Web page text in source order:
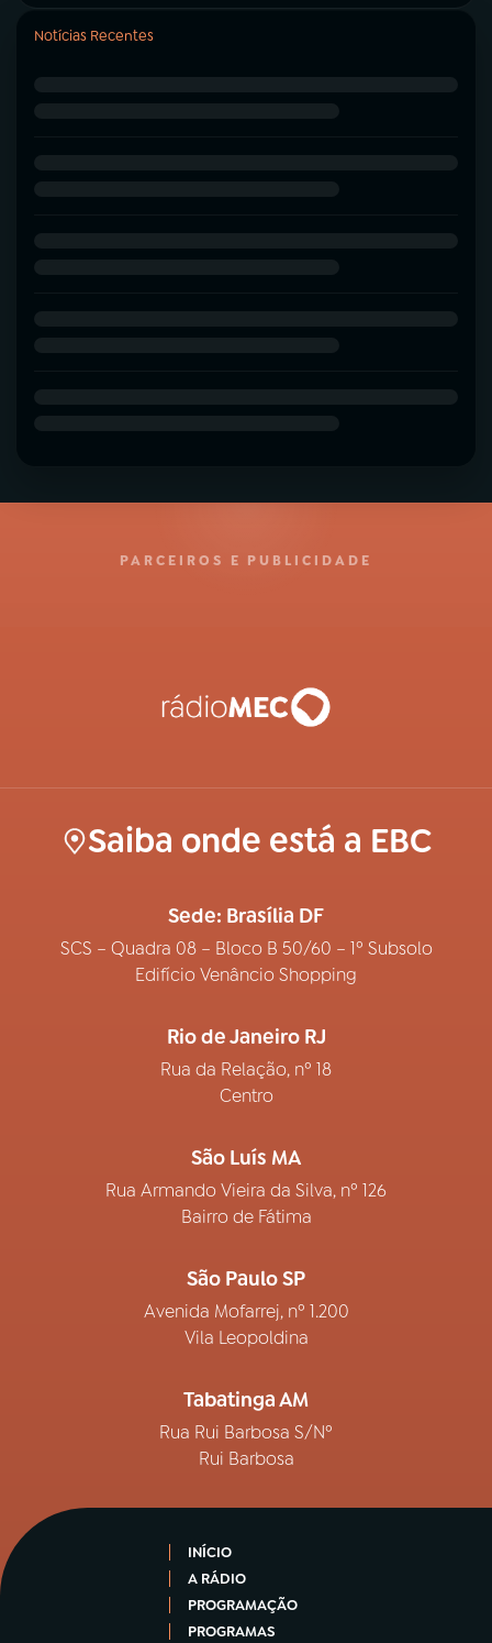
Notícias Recentes
PARCEIROS E PUBLICIDADE
Saiba onde está a EBC
Sede: Brasília DF
SCS – Quadra 08 – Bloco B 50/60 – 1º Subsolo
Edifício Venâncio Shopping
Rio de Janeiro RJ
Rua da Relação, nº 18
Centro
São Luís MA
Rua Armando Vieira da Silva, nº 126
Bairro de Fátima
São Paulo SP
Avenida Mofarrej, nº 1.200
Vila Leopoldina
Tabatinga AM
Rua Rui Barbosa S/Nº
Rui Barbosa
INÍCIO
A RÁDIO
PROGRAMAÇÃO
PROGRAMAS